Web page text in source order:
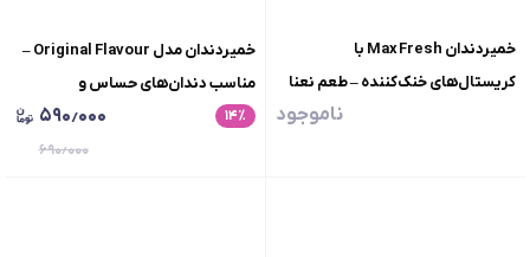
خمیردندان Max Fresh با
کریستال‌های خنک‌کننده – طعم نعنا
ناموجود
خمیردندان مدل Original Flavour –
مناسب دندان‌های حساس و
ضدحساسیت، محافظت روزانه،
۱۴٪ ۵۹۰٫۰۰۰
۶۹۰٫۰۰۰